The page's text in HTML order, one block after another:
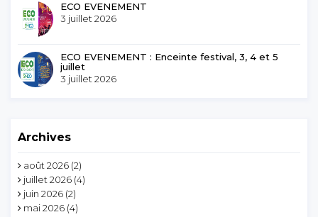
ECO EVENEMENT
3 juillet 2026
ECO EVENEMENT : Enceinte festival, 3, 4 et 5
juillet
3 juillet 2026
Archives
août 2026 (2)
juillet 2026 (4)
juin 2026 (2)
mai 2026 (4)